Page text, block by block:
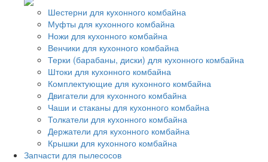
Шестерни для кухонного комбайна
Муфты для кухонного комбайна
Ножи для кухонного комбайна
Венчики для кухонного комбайна
Терки (барабаны, диски) для кухонного комбайна
Штоки для кухонного комбайна
Комплектующие для кухонного комбайна
Двигатели для кухонного комбайна
Чаши и стаканы для кухонного комбайна
Толкатели для кухонного комбайна
Держатели для кухонного комбайна
Крышки для кухонного комбайна
Запчасти для пылесосов